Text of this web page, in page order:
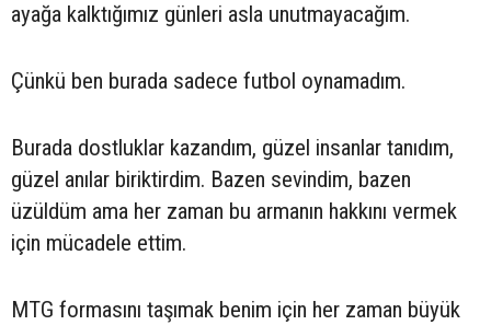
ayağa kalktığımız günleri asla unutmayacağım.
Çünkü ben burada sadece futbol oynamadım.
Burada dostluklar kazandım, güzel insanlar tanıdım,
güzel anılar biriktirdim. Bazen sevindim, bazen
üzüldüm ama her zaman bu armanın hakkını vermek
için mücadele ettim.
MTG formasını taşımak benim için her zaman büyük